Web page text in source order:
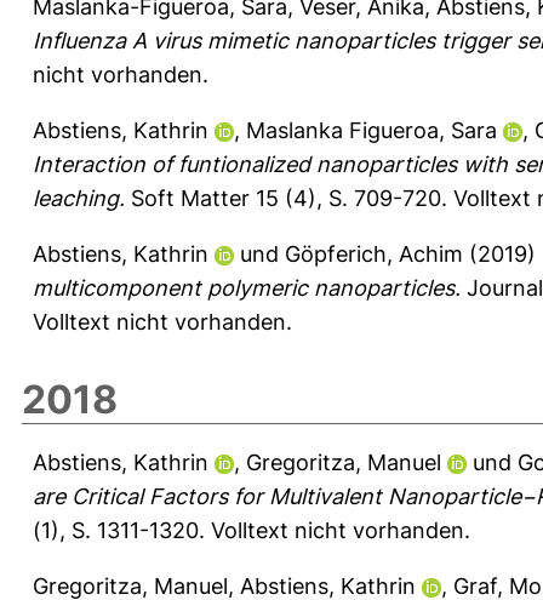
Maslanka-Figueroa, Sara, Veser, Anika, Abstiens,
Influenza A virus mimetic nanoparticles trigger
nicht vorhanden.
Abstiens, Kathrin , Maslanka Figueroa, Sara ,
Interaction of funtionalized nanoparticles with
leaching. Soft Matter 15 (4), S. 709-720. Volltext
Abstiens, Kathrin und Göpferich, Achim (2019)
multicomponent polymeric nanoparticles.
Volltext nicht vorhanden.
2018
Abstiens, Kathrin , Gregoritza, Manuel und
are Critical Factors for Multivalent
(1), S. 1311-1320. Volltext nicht vorhanden.
Gregoritza, Manuel, Abstiens, Kathrin , Graf,